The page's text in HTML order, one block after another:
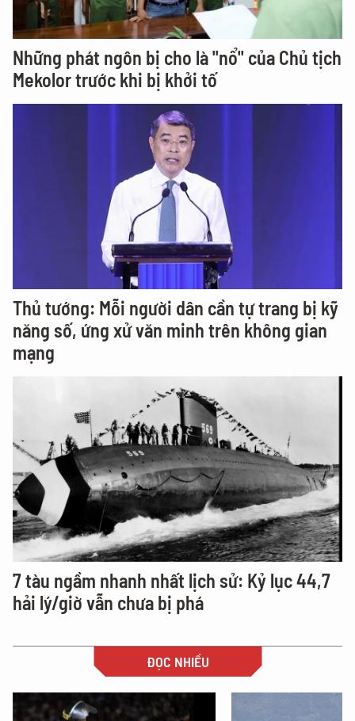
Những phát ngôn bị cho là "nổ" của Chủ tịch
Mekolor trước khi bị khởi tố
Thủ tướng: Mỗi người dân cần tự trang bị kỹ
năng số, ứng xử văn minh trên không gian
mạng
7 tàu ngầm nhanh nhất lịch sử: Kỷ lục 44,7
hải lý/giờ vẫn chưa bị phá
ĐỌC NHIỀU